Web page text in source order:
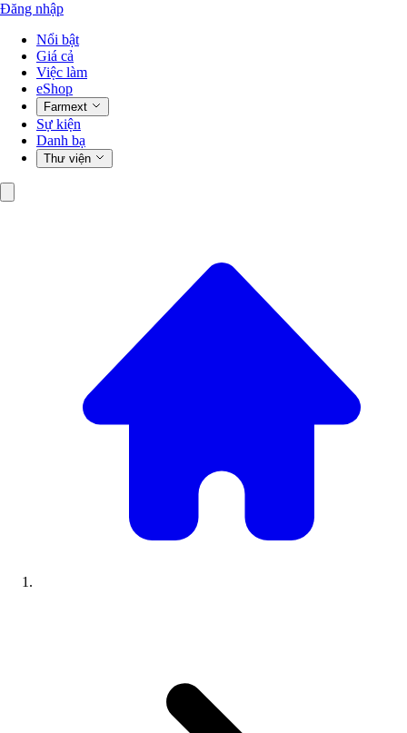
Đăng nhập
Nổi bật
Giá cả
Việc làm
eShop
Farmext
Sự kiện
Danh bạ
Thư viện